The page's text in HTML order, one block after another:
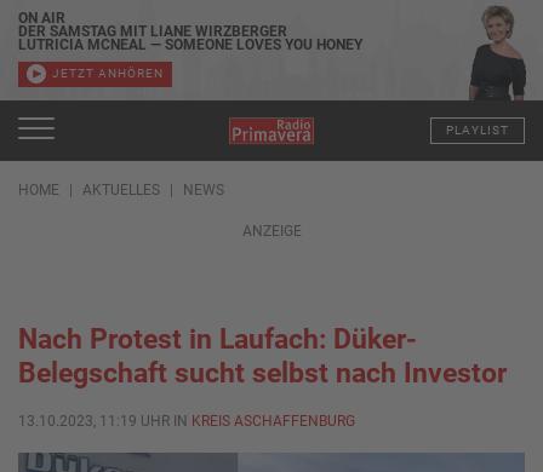
ON AIR
DER SAMSTAG MIT LIANE WIRZBERGER
LUTRICIA MCNEAL — SOMEONE LOVES YOU HONEY
JETZT ANHÖREN
PLAYLIST
HOME AKTUELLES NEWS
ANZEIGE
Nach Protest in Laufach: Düker-
Belegschaft sucht selbst nach Investor
13.10.2023, 11:19 UHR IN KREIS ASCHAFFENBURG